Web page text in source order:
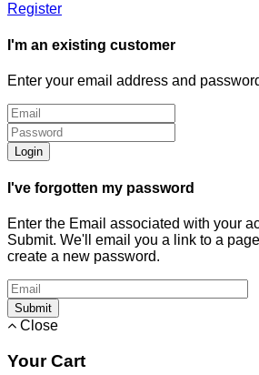
Register
I'm an existing customer
Enter your email address and
Login
I've forgotten my password
Enter the Email associated with your
Submit. We'll email you a link to a
create a new password.
Submit
Close
Your Cart